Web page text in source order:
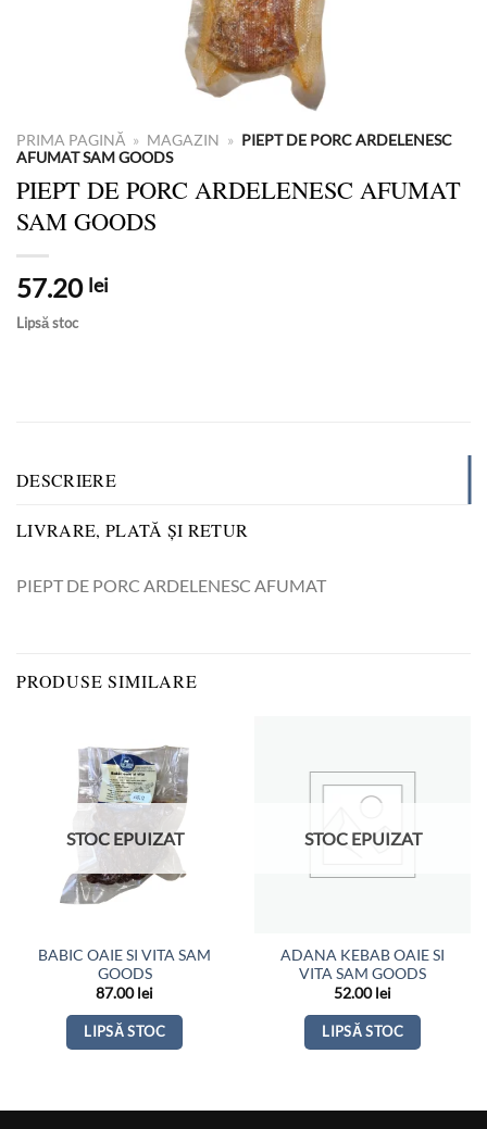
PRIMA PAGINĂ » MAGAZIN » PIEPT DE PORC ARDELENESC
AFUMAT SAM GOODS
PIEPT DE PORC ARDELENESC AFUMAT
SAM GOODS
57.20 lei
Lipsă stoc
DESCRIERE
LIVRARE, PLATĂ ȘI RETUR
PIEPT DE PORC ARDELENESC AFUMAT
PRODUSE SIMILARE
STOC EPUIZAT
BABIC OAIE SI VITA SAM
GOODS
87.00lei
LIPSĂ STOC
STOC EPUIZAT
ADANA KEBAB OAIE SI
VITA SAM GOODS
52.00lei
LIPSĂ STOC